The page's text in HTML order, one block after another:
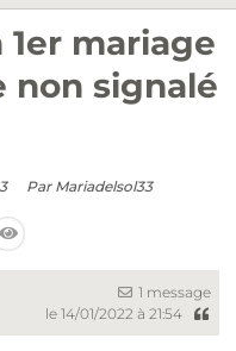
mariage
non signalé
3 Par Mariadelsol33
1 message
le 14/01/2022 à 21:54